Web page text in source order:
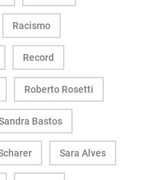
Racismo
Record
Roberto Rosetti
Bastos
Sara Alves